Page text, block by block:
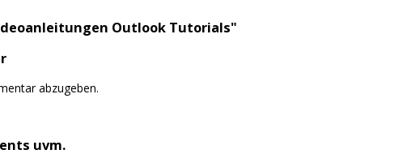
Outlook Tutorials"
abzugeben.
uvm.